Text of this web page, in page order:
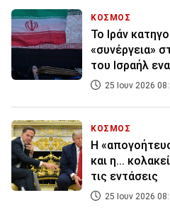
ΚΟΣΜΟΣ
Το Ιράν
«συνέργεια»
του Ισραήλ
25 Ιουν 2026
ΚΟΣΜΟΣ
Η
και η...
τις εντάσεις
25 Ιουν 2026